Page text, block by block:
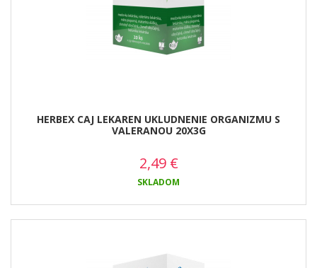
HERBEX CAJ LEKAREN UKLUDNENIE ORGANIZMU S
VALERANOU 20X3G
2,49 €
SKLADOM